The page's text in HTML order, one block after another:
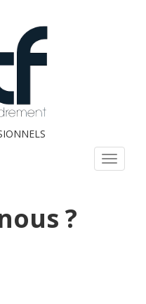
Menu
?